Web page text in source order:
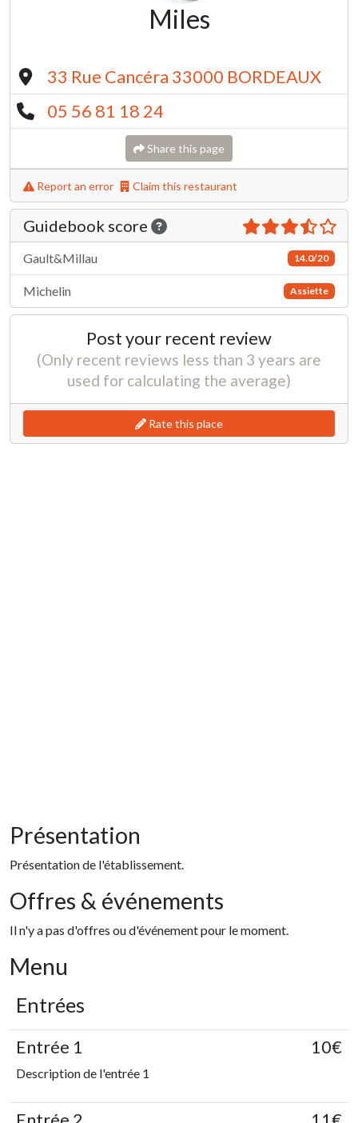
Miles
33 Rue Cancéra 33000 BORDEAUX
05 56 81 18 24
Share this page
Report an error Claim this restaurant
Guidebook score
Gault&Millau 14.0/20
Michelin Assiette
Post your recent review
(Only recent reviews less than 3 years are
used for calculating the average)
Rate this place
Présentation
Présentation de l'établissement.
Offres & événements
Il n'y a pas d'offres ou d'événement pour le moment.
Menu
Entrées
Entrée 1
Description de l'entrée 1
10€